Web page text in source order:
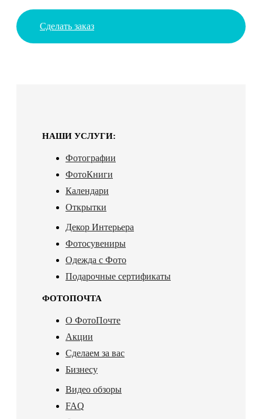
Сделать заказ
НАШИ УСЛУГИ:
Фотографии
ФотоКниги
Календари
Открытки
Декор Интерьера
Фотосувениры
Одежда с Фото
Подарочные сертификаты
ФОТОПОЧТА
О ФотоПочте
Акции
Сделаем за вас
Бизнесу
Видео обзоры
FAQ